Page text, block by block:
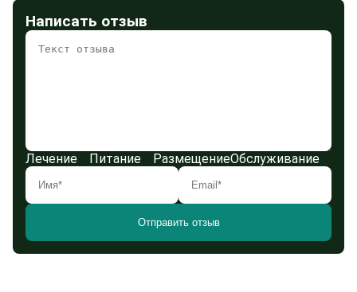
Написать отзыв
Лечение Питание РазмещениеОбслуживание